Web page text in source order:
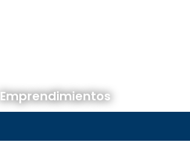
Emprendimientos